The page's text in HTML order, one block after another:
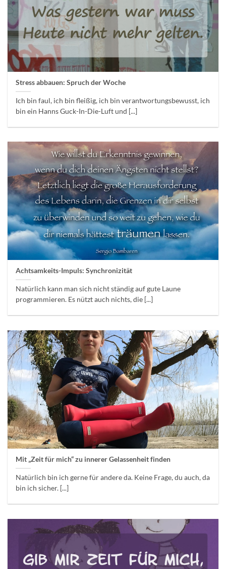
Stress abbauen: Spruch der Woche
Ich bin faul, ich bin fleißig, ich bin verantwortungsbewusst, ich
bin ein Hanns Guck-In-Die-Luft und [...]
Achtsamkeits-Impuls: Synchronizität
Natürlich kann man sich nicht ständig auf gute Laune
programmieren. Es nützt auch nichts, die [...]
Mit „Zeit für mich“ zu innerer Gelassenheit finden
Natürlich bin ich gerne für andere da. Keine Frage, du auch, da
bin ich sicher. [...]